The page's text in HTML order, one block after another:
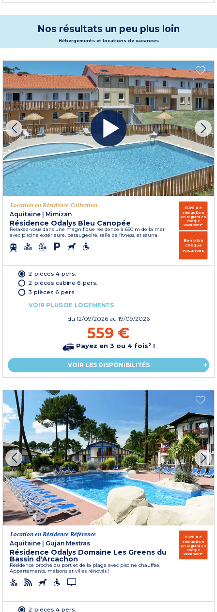
Nos résultats un peu plus loin
Hébergements et locations de vacances
Location en Résidence Collection
Aquitaine | Mimizan
Résidence Odalys Bleu Canopée
Relaxez-vous dans une magnifique résidence à 650 m de la mer
avec piscine extérieure, pataugeoire, salle de fitness, et sauna.
150€ de
réduction
en réglant en
chèque
vacances*
Bon plan
chèque
vacances
2 pièces 4 pers.
2 pièces cabine 6 pers.
3 pièces 6 pers.
VOIR PLUS DE LOGEMENTS
du 12/09/2026 au 19/09/2026
559 €
Payez en 3 ou 4 fois² !
VOIR LES DISPONIBILITÉS
Location en Résidence Référence
Aquitaine | Gujan Mestras
Résidence Odalys Domaine Les Greens du
Bassin d'Arcachon
Résidence proche du port et de la plage avec piscine chauffée.
Appartements, maisons et villas rénovés !
150€ de
réduction
en réglant en
chèque
vacances*
2 pièces 4 pers.